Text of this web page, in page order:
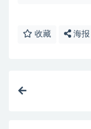
收藏 海报